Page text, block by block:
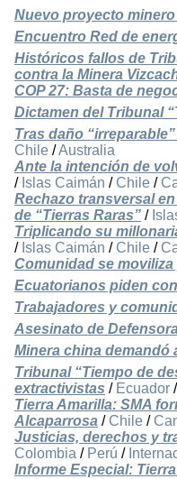
Nuevo proyecto
Encuentro Red de
Históricos fallos de
contra la Minera
COP 27: Basta de
Dictamen del Tribunal
Tras daño
Chile /Australia
Ante la intención de
/ Islas Caimán / Chile /
Rechazo transversal
de “Tierras Raras” /
Triplicando su
/ Islas Caimán / Chile /
Comunidad se
Ecuatorianos piden
Trabajadores y
Asesinato de
Minera china
Tribunal “Tiempo de
extractivistas / Ecuador /
Tierra Amarilla: SMA
Alcaparrosa / Chile /
Justicias, derechos y
Colombia / Perú /
Informe Especial: